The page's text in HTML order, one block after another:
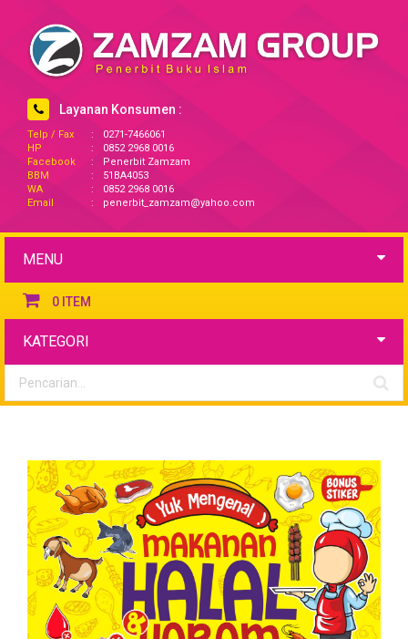
Layanan Konsumen :
Telp / Fax :
0271-7466061
HP
:
0852 2968 0016
Facebook
:
Penerbit Zamzam
BBM
:
51BA4053
WA
:
0852 2968 0016
Email
: penerbit_zamzam@yahoo.com
MENU
0 ITEM
KATEGORI